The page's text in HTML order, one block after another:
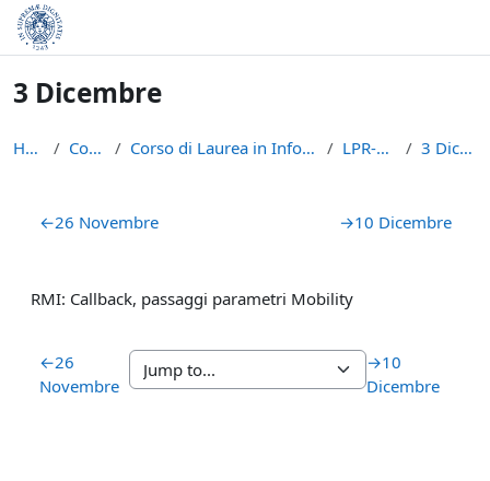
Skip to main content
3 Dicembre
Home Courses Corso di Laurea in Informatica (L-31) LPR-A2021 3 Dicembre
Section outline
←26 Novembre →10 Dicembre
RMI: Callback, passaggi parametri Mobility
←26
Novembre
→10
Dicembre